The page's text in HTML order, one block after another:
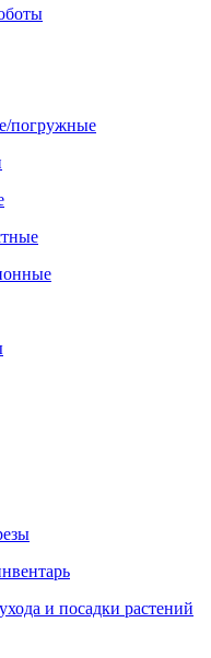
погружные
и посадки растений